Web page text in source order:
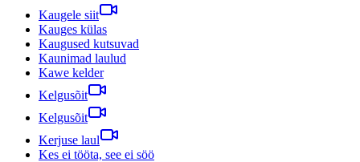
Kaugele siit
Kauges külas
Kaugused kutsuvad
Kaunimad laulud
Kawe kelder
Kelgusõit
Kelgusõit
Kerjuse laul
Kes ei tööta, see ei söö